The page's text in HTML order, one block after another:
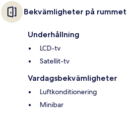
Bekvämligheter på rummet
Underhållning
LCD-tv
Satellit-tv
Vardagsbekvämligheter
Luftkonditionering
Minibar